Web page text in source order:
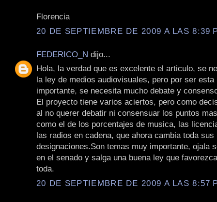
Florencia
20 DE SEPTIEMBRE DE 2009 A LAS 8:39
FEDERICO_N dijo...
Hola, la verdad que es excelente el articulo, se
la ley de medios audiovisuales, pero por ser esta
importante, se necesita mucho debate y
El proyecto tiene varios aciertos, pero como
al no querer debatir ni consensuar los puntos
como el de los porcentajes de musica, las
las radios en cadena, que ahora cambia toda sus
designaciones.Son temas muy importante, ojala
en el senado y salga una buena ley que
toda.
20 DE SEPTIEMBRE DE 2009 A LAS 8:57